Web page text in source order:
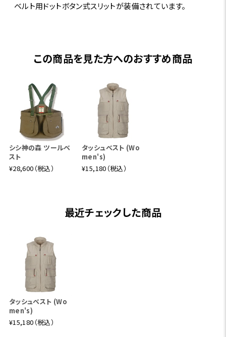
ベルト用ドットボタン式スリットが装備されています。
この商品を見た方へのおすすめ商品
シシ神の森 ツールベ
スト
¥28,600（税込）
タッシュベスト (Wo
men's)
¥15,180（税込）
最近チェックした商品
タッシュベスト (Wo
men's)
¥15,180（税込）